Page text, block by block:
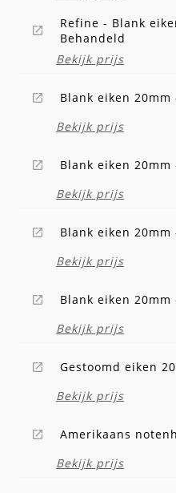
Refine - Blank
Behandeld
Bekijk prijs
Blank eiken 20mm
Bekijk prijs
Blank eiken
Bekijk prijs
Blank eiken
Bekijk prijs
Blank eiken
Bekijk prijs
Gestoomd eiken
Bekijk prijs
Amerikaans
Bekijk prijs